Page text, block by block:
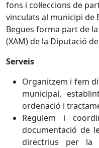
fons i col·leccions de
vinculats al municipi de
Begues forma part de
(XAM) de la Diputació
Serveis
Organitzem i fem
municipal,
ordenació i
Regulem i
documentació de
directrius per la